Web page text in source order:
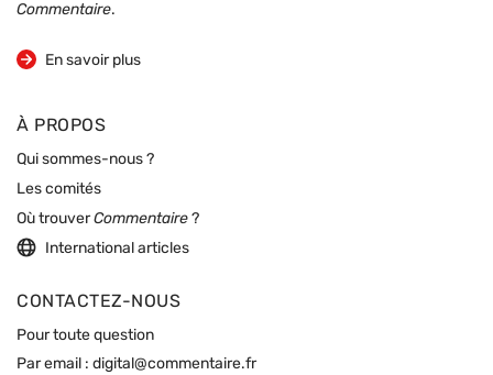
Commentaire.
En savoir plus
sur la revue
À PROPOS
Qui sommes-nous ?
Les comités
Où trouverCommentaire ?
International articles
CONTACTEZ-NOUS
Pour toute question
Par email : digital@commentaire.fr